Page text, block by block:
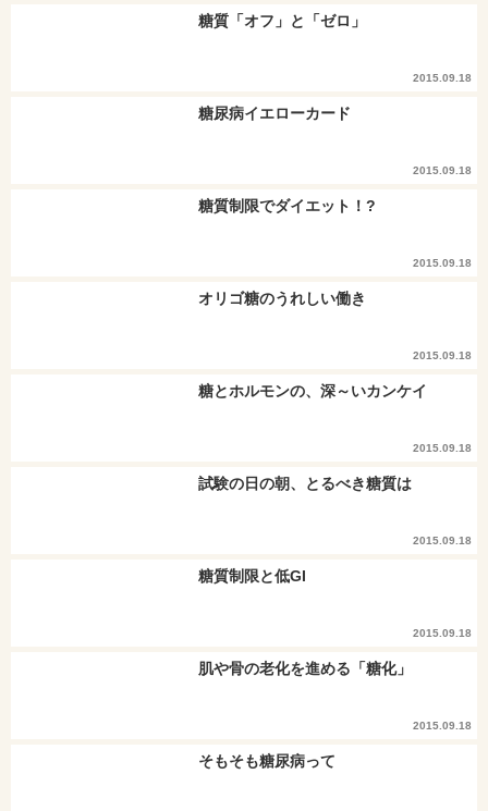
糖質「オフ」と「ゼロ」
2015.09.18
糖尿病イエローカード
2015.09.18
糖質制限でダイエット！?
2015.09.18
オリゴ糖のうれしい働き
2015.09.18
糖とホルモンの、深～いカンケイ
2015.09.18
試験の日の朝、とるべき糖質は
2015.09.18
糖質制限と低GI
2015.09.18
肌や骨の老化を進める「糖化」
2015.09.18
そもそも糖尿病って